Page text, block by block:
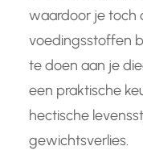
waardoor je toch
voedingsstoffen
te doen aan je
een praktische
hectische
gewichtsverlies.